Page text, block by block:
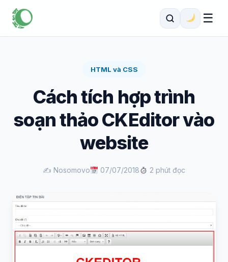
☰
HTML và CSS
Cách tích hợp trình
soạn thảo CKEditor vào
website
✍️ Nosomovo 07/07/2018 2 phút đọc